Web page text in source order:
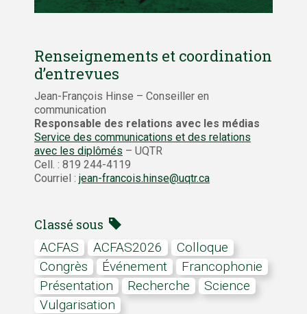
Renseignements et coordination
d’entrevues
Jean-François Hinse – Conseiller en
communication
Responsable des relations avec les médias
Service des communications et des relations
avec les diplômés – UQTR
Cell. : 819 244-4119
Courriel : jean-francois.hinse@uqtr.ca
Classé sous
ACFAS ACFAS2026
colloque
Congrès
Événement
Francophonie
présentation
Recherche
Science
vulgarisation